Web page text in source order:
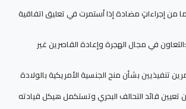
من إجراءاتٍ مضادة إذا اُستمرت في تعليق اتفاقية
في مجال الهجرة وإعادة القاصرين غير
تنفيذيين بشأن منح الجنسية الأمريكية بالولادة
تعيين قائد التحالف البحري وتستكمل هيكل قيادته